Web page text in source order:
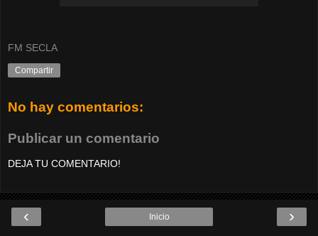
FM SECLA
Compartir
No hay comentarios:
Publicar un comentario
DEJA TU COMENTARIO!
‹ ›
Inicio